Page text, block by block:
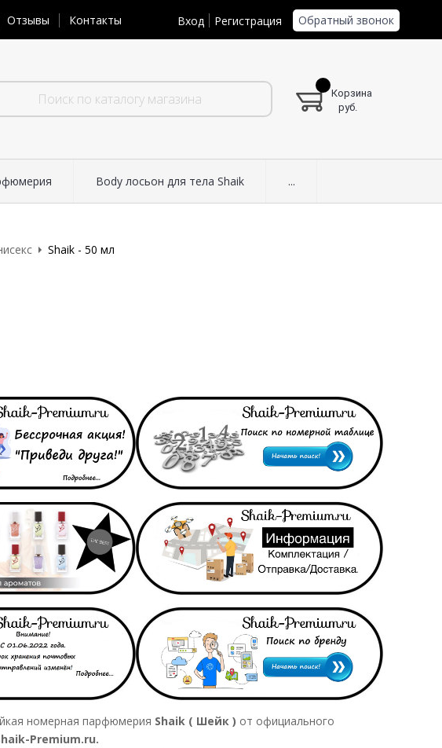
Отзывы Контакты Вход Регистрация Обратный звонок
Корзина
руб.
Body лосьон для тела Shaik ...
Shaik - 50 мл
номерная парфюмерия Shaik ( Шейк ) от официального
Premium.ru.